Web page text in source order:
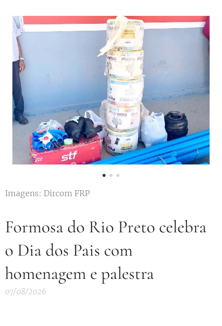
Imagens: Dircom FRP
Formosa do Rio Preto celebra
o Dia dos Pais com
homenagem e palestra
07/08/2026